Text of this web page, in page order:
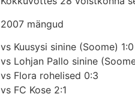
2007 mängud
vs Kuusysi sinine (Soome) 1:0
vs Lohjan Pallo sinine
vs Flora rohelised 0:3
vs FC Kose 2:1